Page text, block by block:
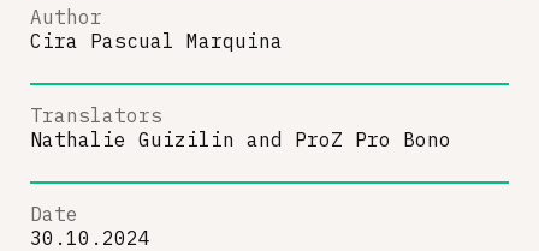
Author
Cira Pascual Marquina
Translators
Nathalie Guizilin and ProZ Pro Bono
Date
30.10.2024